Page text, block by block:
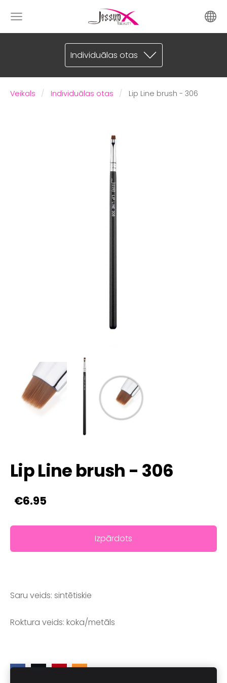
Individuālas otas
Veikals Individuālas otas Lip Line brush - 306
Lip Line brush - 306
€6.95
Izpārdots
Saru veids: sintētiskie
Roktura veids: koka/metāls